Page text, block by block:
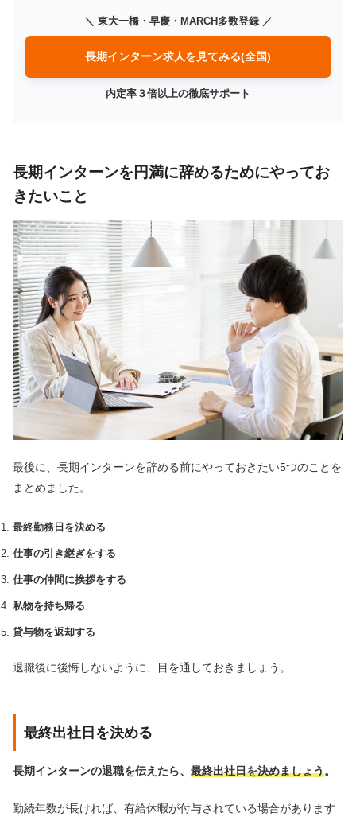
＼ 東大一橋・早慶・MARCH多数登録 ／
長期インターン求人を見てみる(全国)
内定率３倍以上の徹底サポート
長期インターンを円満に辞めるためにやってお
きたいこと
最後に、長期インターンを辞める前にやっておきたい5つのことを
まとめました。
最終勤務日を決める
仕事の引き継ぎをする
仕事の仲間に挨拶をする
私物を持ち帰る
貸与物を返却する
退職後に後悔しないように、目を通しておきましょう。
最終出社日を決める
長期インターンの退職を伝えたら、 最終出社日を決めましょう。
勤続年数が長ければ、有給休暇が付与されている場合があります